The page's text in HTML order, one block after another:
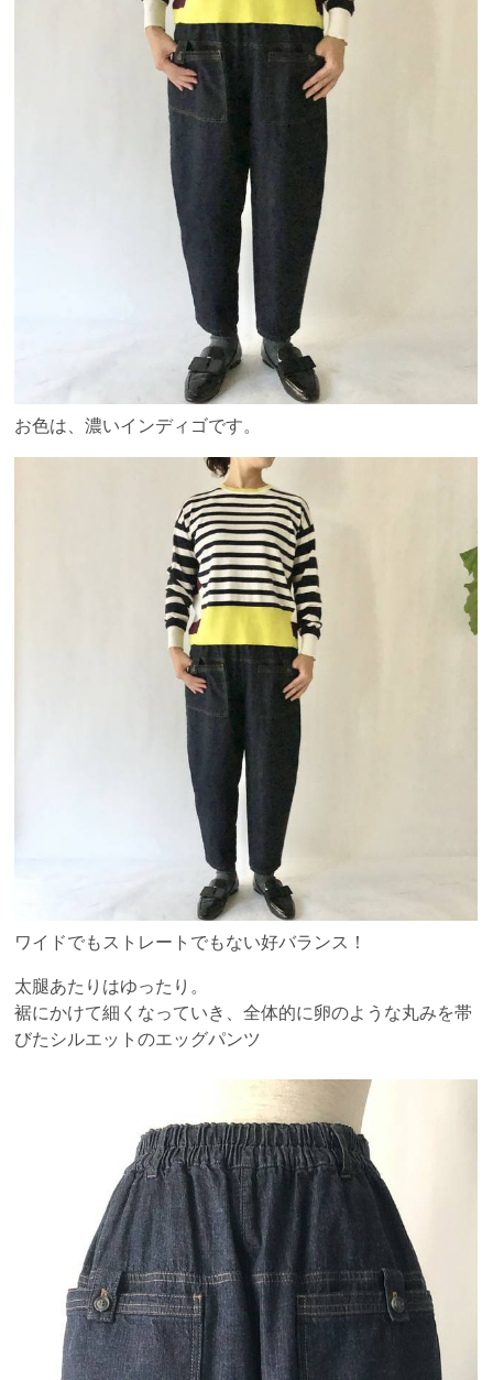
お色は、濃いインディゴです。
ワイドでもストレートでもない好バランス！
太腿あたりはゆったり。
裾にかけて細くなっていき、全体的に卵のような丸みを帯
びたシルエットのエッグパンツ